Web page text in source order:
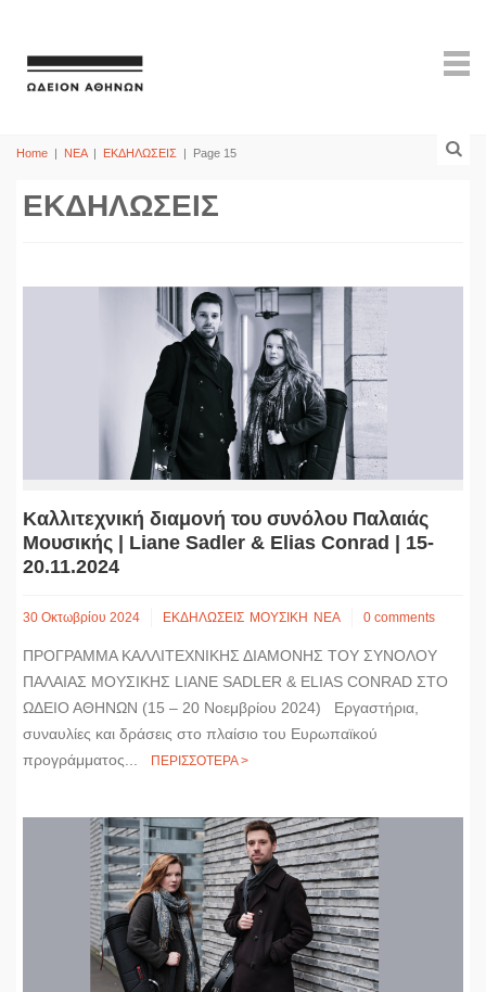
Home | ΝΕΑ | ΕΚΔΗΛΩΣΕΙΣ | Page 15
ΕΚΔΗΛΩΣΕΙΣ
Καλλιτεχνική διαμονή του συνόλου Παλαιάς
Μουσικής | Liane Sadler & Elias Conrad | 15-
20.11.2024
30 Οκτωβρίου 2024 ΕΚΔΗΛΩΣΕΙΣ ΜΟΥΣΙΚΗ ΝΕΑ 0 comments
ΠΡΟΓΡΑΜΜΑ ΚΑΛΛΙΤΕΧΝΙΚΗΣ ΔΙΑΜΟΝΗΣ ΤΟΥ ΣΥΝΟΛΟΥ
ΠΑΛΑΙΑΣ ΜΟΥΣΙΚΗΣ LIANE SADLER & ELIAS CONRAD ΣΤΟ
ΩΔΕΙΟ ΑΘΗΝΩΝ (15 – 20 Νοεμβρίου 2024) Εργαστήρια,
συναυλίες και δράσεις στο πλαίσιo του Ευρωπαϊκού
προγράμματος...
ΠΕΡΙΣΣΟΤΕΡΑ >